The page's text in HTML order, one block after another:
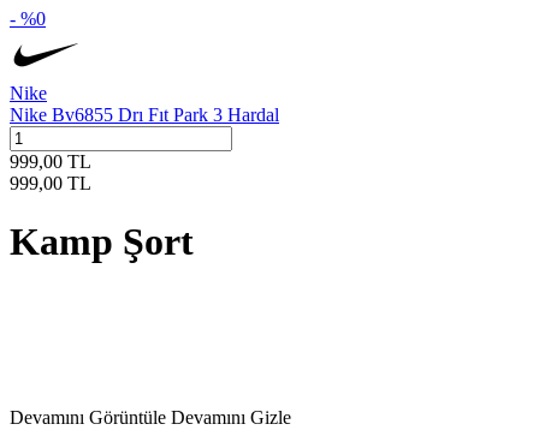
- %0
Nike
Nike Bv6855 Drı Fıt Park 3 Hardal
999,00 TL
999,00 TL
Kamp Şort
Devamını Görüntüle Devamını Gizle